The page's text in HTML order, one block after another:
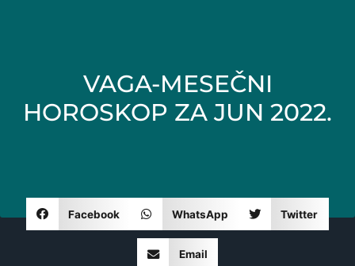
VAGA-MESEČNI
HOROSKOP ZA JUN 2022.
Facebook WhatsApp Twitter
Email